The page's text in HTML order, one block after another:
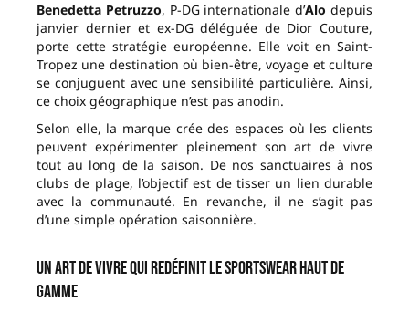
Benedetta Petruzzo, P-DG internationale d’Alo depuis
janvier dernier et ex-DG déléguée de Dior Couture,
porte cette stratégie européenne. Elle voit en Saint-
Tropez une destination où bien-être, voyage et culture
se conjuguent avec une sensibilité particulière. Ainsi,
ce choix géographique n’est pas anodin.
Selon elle, la marque crée des espaces où les clients
peuvent expérimenter pleinement son art de vivre
tout au long de la saison. De nos sanctuaires à nos
clubs de plage, l’objectif est de tisser un lien durable
avec la communauté. En revanche, il ne s’agit pas
d’une simple opération saisonnière.
Un art de vivre qui redéfinit le sportswear haut de
gamme